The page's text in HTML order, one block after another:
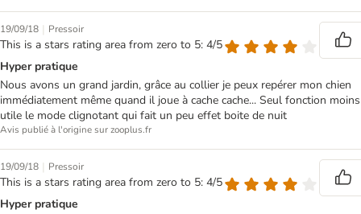
19/09/18 | Pressoir
This is a stars rating area from zero to 5: 4/5
Hyper pratique
Nous avons un grand jardin, grâce au collier je peux repérer mon chien
immédiatement même quand il joue à cache cache... Seul fonction moins
utile le mode clignotant qui fait un peu effet boite de nuit
Avis publié à l'origine sur zooplus.fr
19/09/18 | Pressoir
This is a stars rating area from zero to 5: 4/5
Hyper pratique